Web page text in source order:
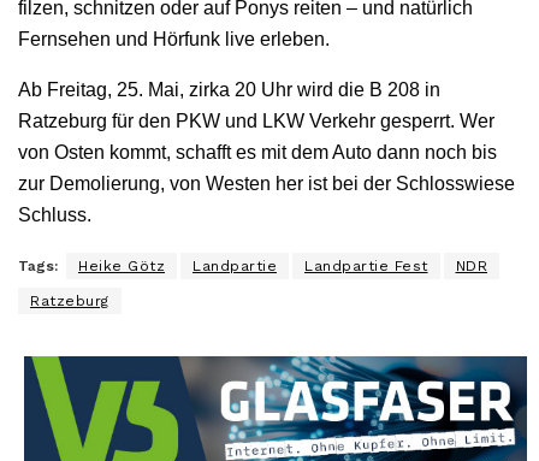
filzen, schnitzen oder auf Ponys reiten – und natürlich
Fernsehen und Hörfunk live erleben.
Ab Freitag, 25. Mai, zirka 20 Uhr wird die B 208 in
Ratzeburg für den PKW und LKW Verkehr gesperrt. Wer
von Osten kommt, schafft es mit dem Auto dann noch bis
zur Demolierung, von Westen her ist bei der Schlosswiese
Schluss.
Tags: Heike Götz Landpartie Landpartie Fest NDR
Ratzeburg